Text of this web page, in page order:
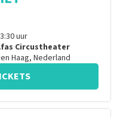
uur
Circustheater
Haag, Nederland